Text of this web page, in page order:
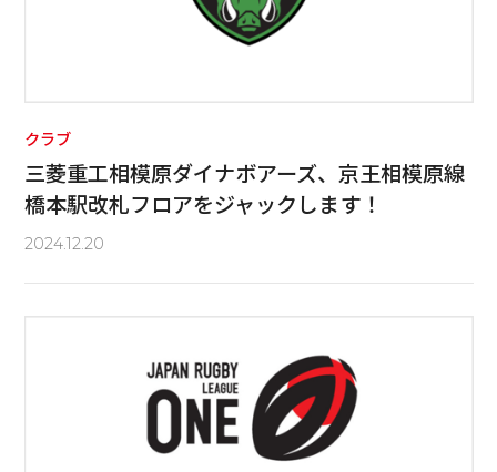
クラブ
三菱重工相模原ダイナボアーズ、京王相模原線
橋本駅改札フロアをジャックします！
2024.12.20